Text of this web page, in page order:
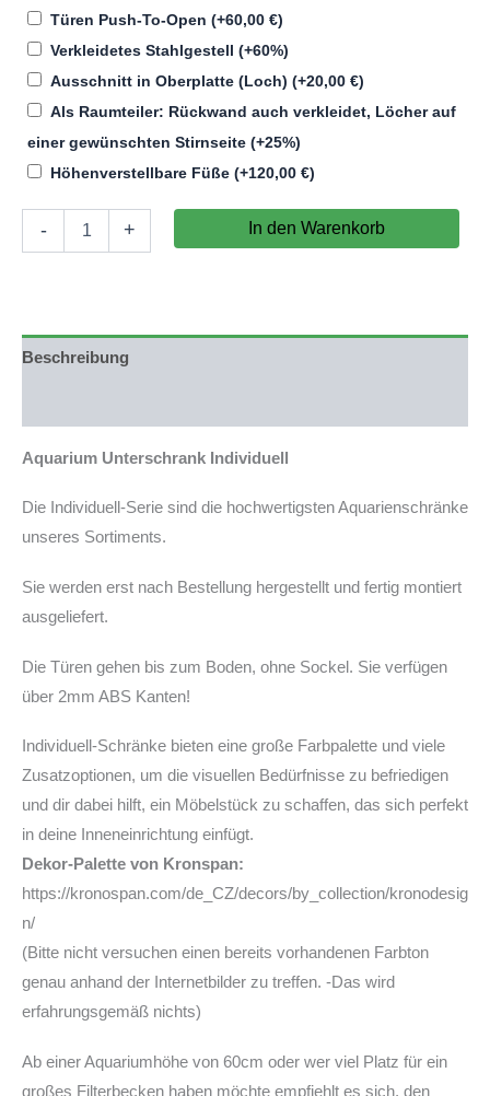
Türen Push-To-Open (+60,00 €)
Verkleidetes Stahlgestell (+60%)
Ausschnitt in Oberplatte (Loch) (+20,00 €)
Als Raumteiler: Rückwand auch verkleidet, Löcher auf
einer gewünschten Stirnseite (+25%)
Höhenverstellbare Füße (+120,00 €)
-
Unterschrank
Grundfläche
+ In den Warenkorb
Beschreibung
Aquarium Unterschrank Individuell
Die Individuell-Serie sind die hochwertigsten Aquarienschränke
unseres Sortiments.
Sie werden erst nach Bestellung hergestellt und fertig montiert
ausgeliefert.
Die Türen gehen bis zum Boden, ohne Sockel. Sie verfügen
über 2mm ABS Kanten!
Individuell-Schränke bieten eine große Farbpalette und viele
Zusatzoptionen, um die visuellen Bedürfnisse zu befriedigen
und dir dabei hilft, ein Möbelstück zu schaffen, das sich perfekt
in deine Inneneinrichtung einfügt.
Dekor-Palette von Kronspan:
https://kronospan.com/de_CZ/decors/by_collection/kronodesig
n/
(Bitte nicht versuchen einen bereits vorhandenen Farbton
genau anhand der Internetbilder zu treffen. -Das wird
erfahrungsgemäß nichts)
Ab einer Aquariumhöhe von 60cm oder wer viel Platz für ein
großes Filterbecken haben möchte empfiehlt es sich, den